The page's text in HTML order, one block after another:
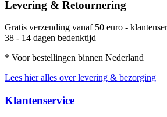
Levering & Retournering
Gratis verzending vanaf 50 euro -
38 - 14 dagen bedenktijd
* Voor bestellingen binnen Nederland
Lees hier alles over levering & bezorging
Klantenservice